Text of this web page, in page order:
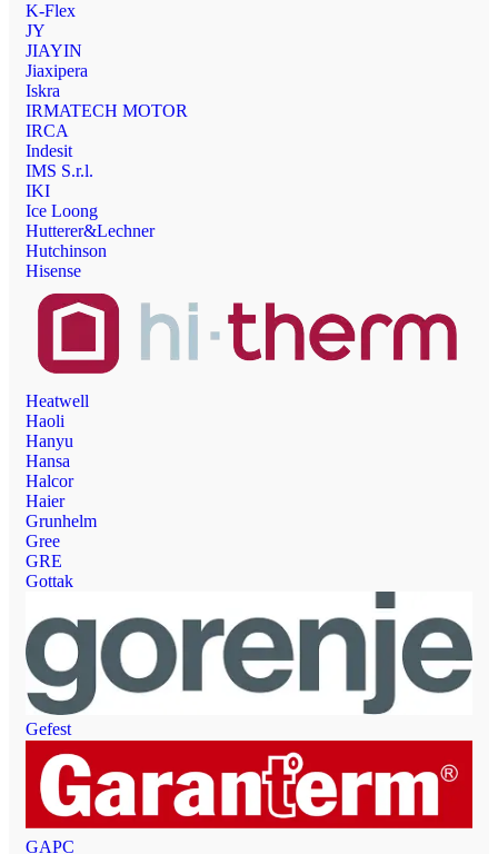
K-Flex
JY
JIAYIN
Jiaxipera
Iskra
IRMATECH MOTOR
IRCA
Indesit
IMS S.r.l.
IKI
Ice Loong
Hutterer&Lechner
Hutchinson
Hisense
Heatwell
Haoli
Hanyu
Hansa
Halcor
Haier
Grunhelm
Gree
GRE
Gottak
Gefest
GAPC